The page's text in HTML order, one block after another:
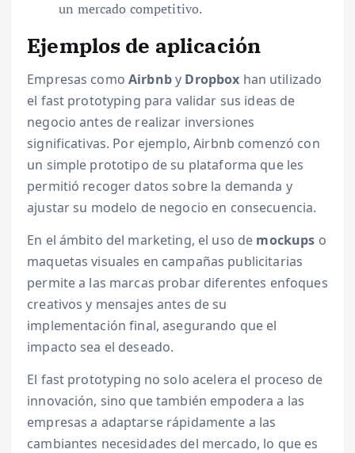
un mercado competitivo.
Ejemplos de aplicación
Empresas comoAirbnby Dropbox han utilizado
el fast prototyping para validar sus ideas de
negocio antes de realizar inversiones
significativas. Por ejemplo, Airbnb comenzó con
un simple prototipo de su plataforma que les
permitió recoger datos sobre la demanda y
ajustar su modelo de negocio en consecuencia.
En el ámbito del marketing, el uso de mockups o
maquetas visuales en campañas publicitarias
permite a las marcas probar diferentes enfoques
creativos y mensajes antes de su
implementación final, asegurando que el
impacto sea el deseado.
El fast prototyping no solo acelera el proceso de
innovación, sino que también empodera a las
empresas a adaptarse rápidamente a las
cambiantes necesidades del mercado, lo que es